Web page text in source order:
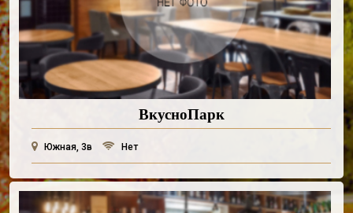
ВкусноПарк
Южная, 3в Нет